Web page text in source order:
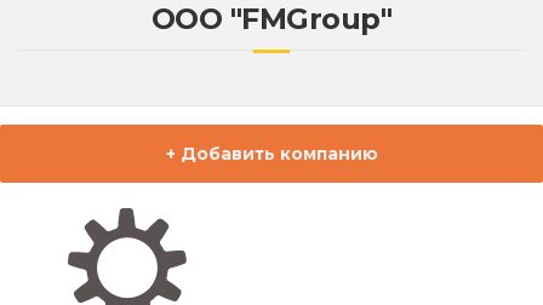
ООО "FMGroup"
+ Добавить компанию